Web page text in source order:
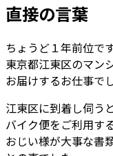
直接の言葉
ちょうど１年前位で
東京都江東区のマン
お届けするお仕事で
江東区に到着し伺う
バイク便をご利用す
おじい様が大事な書